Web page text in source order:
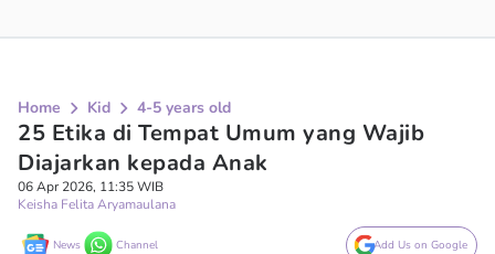
Home Kid 4-5 years old
25 Etika di Tempat Umum yang Wajib
Diajarkan kepada Anak
06 Apr 2026, 11:35 WIB
Keisha Felita Aryamaulana
News Channel Add Us on Google